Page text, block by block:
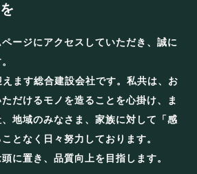
ージにアクセスしていただき、誠に
ます総合建設会社です。私共は、お
だけるモノを造ることを心掛け、ま
地域のみなさま、家族に対して「感
となく日々努力しております。
に置き、品質向上を目指します。